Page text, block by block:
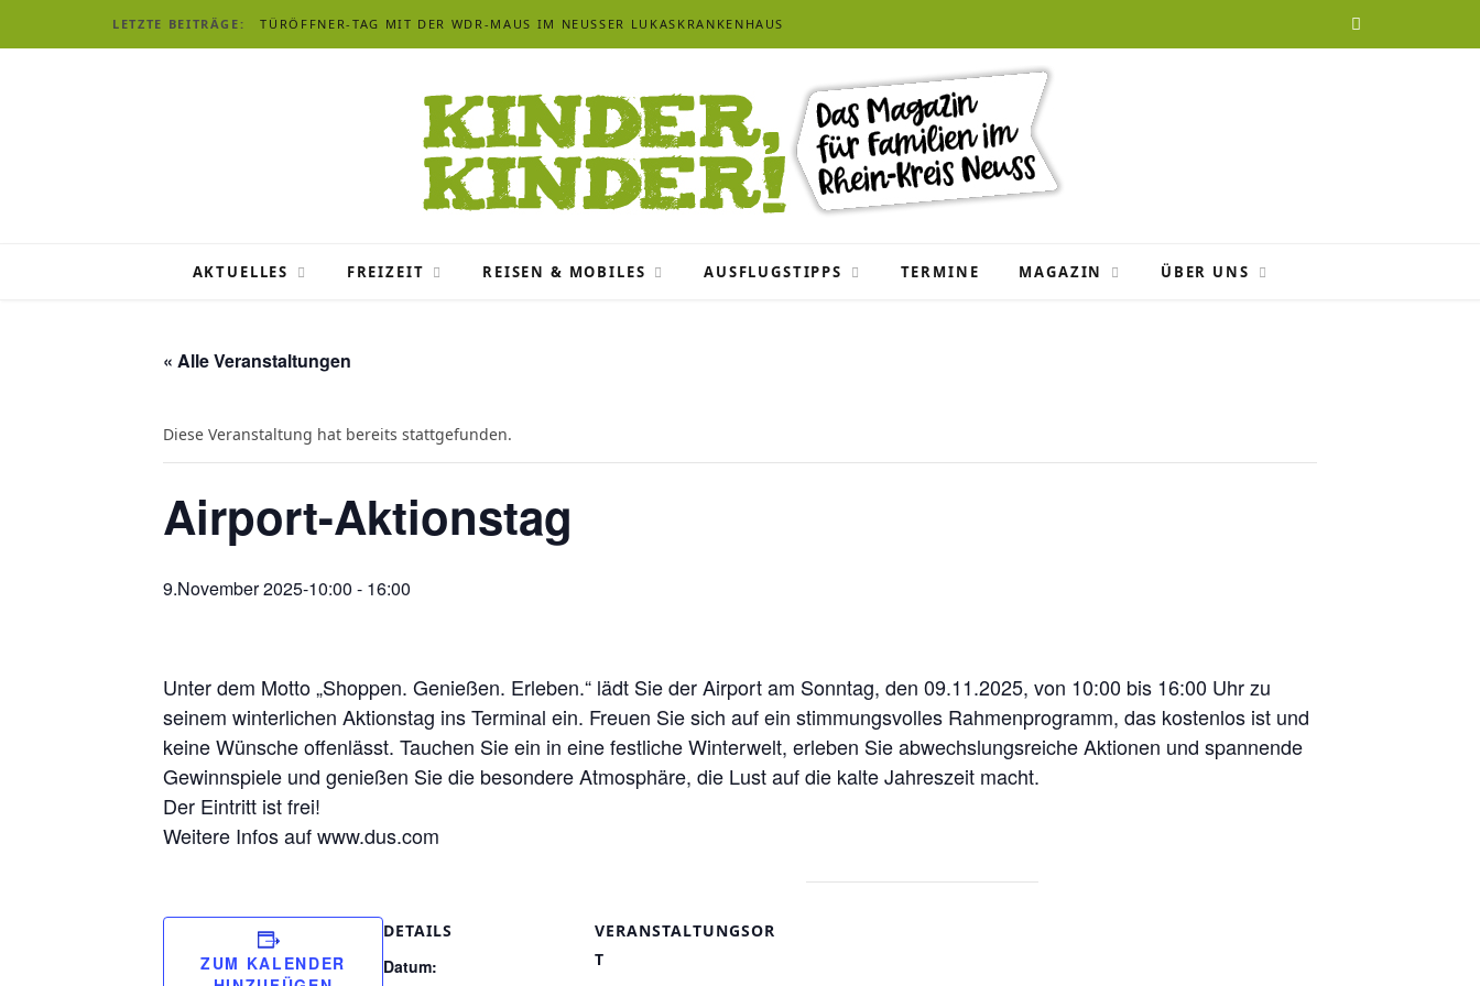
LETZTE BEITRÄGE: TÜRÖFFNER-TAG MIT DER WDR-MAUS IM NEUSSER LUKASKRANKENHAUS
AKTUELLES FREIZEIT REISEN & MOBILES AUSFLUGSTIPPS TERMINE MAGAZIN ÜBER UNS
« Alle Veranstaltungen
Diese Veranstaltung hat bereits stattgefunden.
Airport-Aktionstag
9.November 2025-10:00 - 16:00
Unter dem Motto „Shoppen. Genießen. Erleben.“ lädt Sie der Airport am Sonntag, den 09.11.2025, von 10:00 bis 16:00 Uhr zu
seinem winterlichen Aktionstag ins Terminal ein. Freuen Sie sich auf ein stimmungsvolles Rahmenprogramm, das kostenlos ist und
keine Wünsche offenlässt. Tauchen Sie ein in eine festliche Winterwelt, erleben Sie abwechslungsreiche Aktionen und spannende
Gewinnspiele und genießen Sie die besondere Atmosphäre, die Lust auf die kalte Jahreszeit macht.
Der Eintritt ist frei!
Weitere Infos auf www.dus.com
ZUM KALENDER
DETAILS
Datum:
VERANSTALTUNGSOR
T